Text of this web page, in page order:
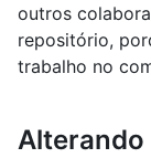
outros
repositório,
trabalho no